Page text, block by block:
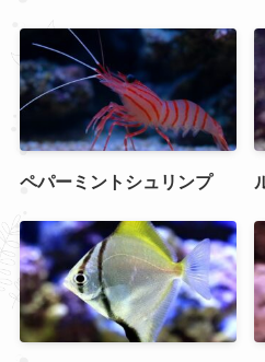
ペパーミントシュリンプ